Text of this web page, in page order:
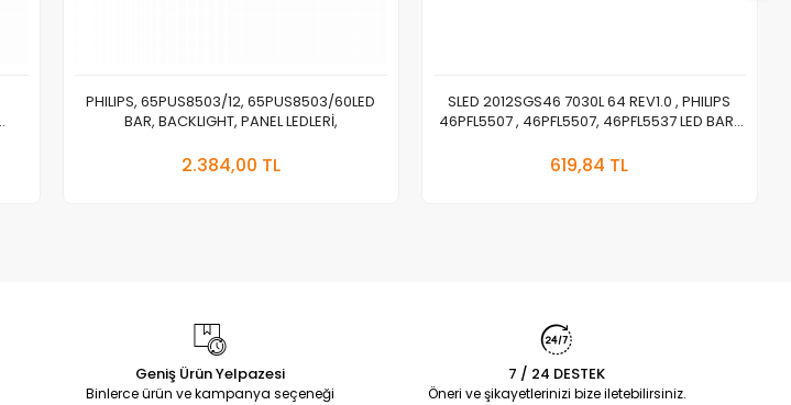
PHILIPS, 65PUS8503/12, 65PUS8503/60LED
BAR, BACKLIGHT, PANEL LEDLERİ,
2.384,00 TL
SLED 2012SGS46 7030L 64 REV1.0 , PHILIPS
46PFL5507 , 46PFL5507, 46PFL5537 LED BAR ,
BACKLIGHT LJ64-03471A, LJ64-03495A
619,84 TL
Geniş Ürün Yelpazesi
Binlerce ürün ve kampanya seçeneği
7 / 24 DESTEK
Öneri ve şikayetlerinizi bize iletebilirsiniz.